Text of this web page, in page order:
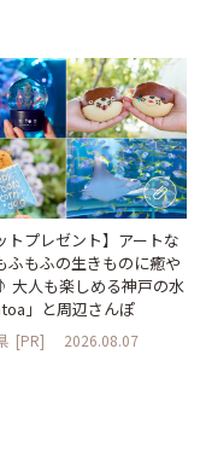
トプレゼント】アートな
ふもふの生きものに癒や
大人も楽しめる神戸の水
」と周辺さんぽ
[PR] 2026.08.07